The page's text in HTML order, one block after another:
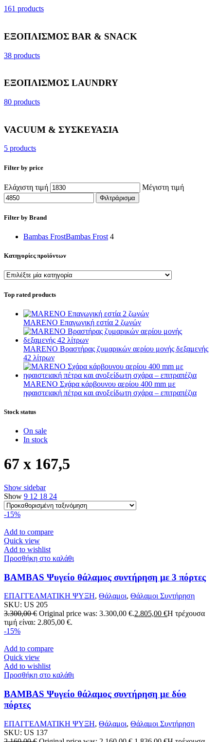
161 products
ΕΞΟΠΛΙΣΜΟΣ BAR & SNACK
38 products
ΕΞΟΠΛΙΣΜΟΣ LAUNDRY
80 products
VACUUM & ΣΥΣΚΕΥΑΣΙΑ
5 products
Filter by price
Ελάχιστη τιμή Μέγιστη τιμή
Φιλτράρισμα
Filter by Brand
Bambas FrostBambas Frost 4
Κατηγορίες προϊόντων
Top rated products
MARENO Επαγωγική εστία 2 ζωνών
MARENO Βραστήρας ζυμαρικών αερίου μονής δεξαμενής
42 λίτρων
MARENO Σχάρα κάρβουνου αερίου 400 mm με
ηφαιστειακή πέτρα και ανοξείδωτη σχάρα – επιτραπέζια
Stock status
On sale
In stock
67 x 167,5
Show sidebar
Show 9 12 18 24
-15%
Add to compare
Quick view
Add to wishlist
Προσθήκη στο καλάθι
BAMBAS Ψυγείο θάλαμος συντήρηση με 3 πόρτες
ΕΠΑΓΓΕΛΜΑΤΙΚΗ ΨΥΞΗ, Θάλαμοι, Θάλαμοι Συντήρηση
SKU: US 205
3.300,00€ Original price was: 3.300,00 €.2.805,00 €Η τρέχουσα
τιμή είναι: 2.805,00 €.
-15%
Add to compare
Quick view
Add to wishlist
Προσθήκη στο καλάθι
BAMBAS Ψυγείο θάλαμος συντήρηση με δύο
πόρτες
ΕΠΑΓΓΕΛΜΑΤΙΚΗ ΨΥΞΗ, Θάλαμοι, Θάλαμοι Συντήρηση
SKU: US 137